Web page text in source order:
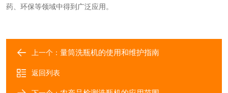
药、环保等领域中得到广泛应用。
上一个： 量筒洗瓶机的使用和维护指南
返回列表